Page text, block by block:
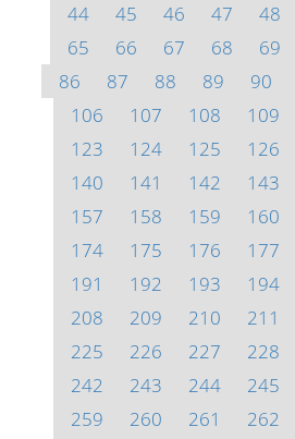
44
45 46 47 48
65
66 67 68 69
86
87 88 89 90
106
107 108 109
123
124 125 126
140
141 142 143
157
158 159 160
174
175 176 177
191
192 193 194
208
209 210 211
225
226 227 228
242
243 244 245
259
260 261 262